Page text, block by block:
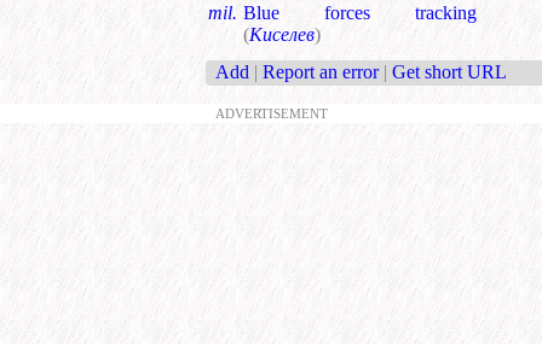
mil. Blue forces tracking
(Киселев)
Add | Report an error | Get short URL
ADVERTISEMENT